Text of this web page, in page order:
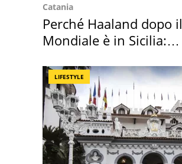
Catania
Perché Haaland dopo il
Mondiale è in Sicilia:
LIFESTYLE